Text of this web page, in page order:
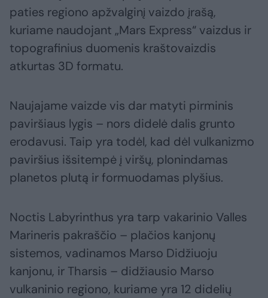
paties regiono apžvalginį vaizdo įrašą,
kuriame naudojant „Mars Express“ vaizdus ir
topografinius duomenis kraštovaizdis
atkurtas 3D formatu.
Naujajame vaizde vis dar matyti pirminis
paviršiaus lygis – nors didelė dalis grunto
erodavusi. Taip yra todėl, kad dėl vulkanizmo
paviršius išsitempė į viršų, plonindamas
planetos plutą ir formuodamas plyšius.
Noctis Labyrinthus yra tarp vakarinio Valles
Marineris pakraščio – plačios kanjonų
sistemos, vadinamos Marso Didžiuoju
kanjonu, ir Tharsis – didžiausio Marso
vulkaninio regiono, kuriame yra 12 didelių